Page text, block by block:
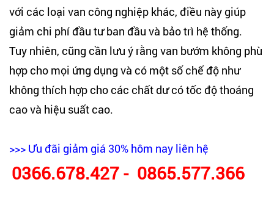
với các loại van công nghiệp khác, điều này giúp
giảm chi phí đầu tư ban đầu và bảo trì hệ thống.
Tuy nhiên, cũng cần lưu ý rằng van bướm không phù
hợp cho mọi ứng dụng và có một số chế độ như
không thích hợp cho các chất dư có tốc độ thoáng
cao và hiệu suất cao.
>>> Ưu đãi giảm giá 30% hôm nay liên hệ
0366.678.427 - 0865.577.366